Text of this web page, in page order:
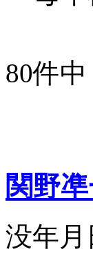
80件中
関野
没年月